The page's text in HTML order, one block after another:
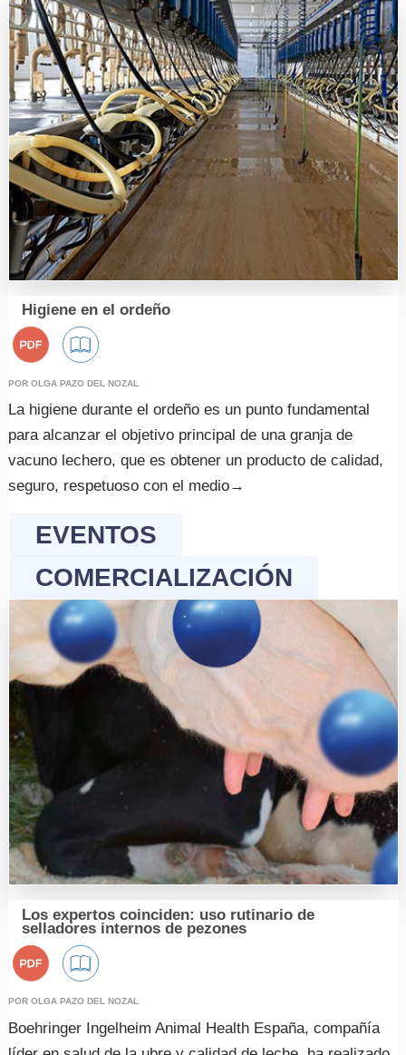
LOGIN
REGISTRO
Bioseguridad
Comercialización
Instalaciones y Equipos
Manejo y Bienestar Animal
Patología y Diagnóstico
Reproducción y Genética
Sanidad
Economía
Eventos
Legislación
Sostenibilidad
Coccidiosis
Diarreas en Terneros
Higiene en el ordeño
POR OLGA PAZO DEL NOZAL
La higiene durante el ordeño es un punto fundamental
para alcanzar el objetivo principal de una granja de
vacuno lechero, que es obtener un producto de calidad,
seguro, respetuoso con el medio→
EVENTOS
COMERCIALIZACIÓN
Los expertos coinciden: uso rutinario de
selladores internos de pezones
POR OLGA PAZO DEL NOZAL
Boehringer Ingelheim Animal Health España, compañía